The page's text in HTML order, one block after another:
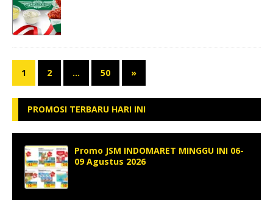
1 2 … 50 »
PROMOSI TERBARU HARI INI
Promo JSM INDOMARET MINGGU INI 06-
09 Agustus 2026